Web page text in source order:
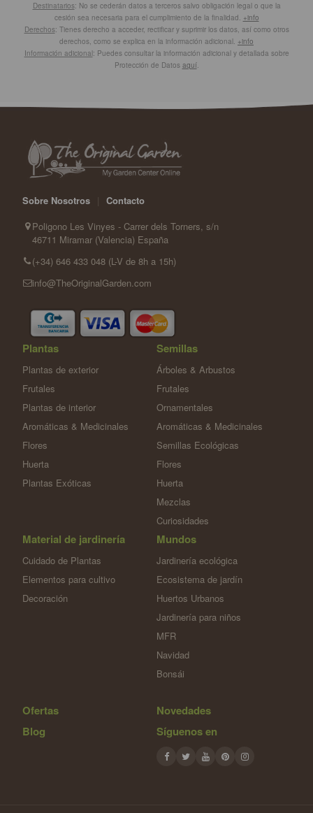
Destinatarios: No se cederán datos a terceros salvo obligación legal o que la
cesión sea necesaria para el cumplimiento de la finalidad. +info
Derechos: Tienes derecho a acceder, rectificar y suprimir los datos, así como otros
derechos, como se explica en la información adicional. +info
Información adicional: Puedes consultar la información adicional y detallada sobre
Protección de Datos aquí.
Sobre Nosotros
Contacto
Poligono Les Vinyes - Carrer dels Torners, s/n
46711 Miramar (Valencia) España
(+34) 646 433 048 (L-V de 8h a 15h)
info@TheOriginalGarden.com
Plantas
Plantas de exterior
Frutales
Plantas de interior
Aromáticas & Medicinales
Flores
Huerta
Plantas Exóticas
Semillas
Árboles & Arbustos
Frutales
Ornamentales
Aromáticas & Medicinales
Semillas Ecológicas
Flores
Huerta
Mezclas
Curiosidades
Material de jardinería
Cuidado de Plantas
Elementos para cultivo
Decoración
Mundos
Jardinería ecológica
Ecosistema de jardín
Huertos Urbanos
Jardinería para niños
MFR
Navidad
Bonsái
Ofertas
Novedades
Blog
Síguenos en